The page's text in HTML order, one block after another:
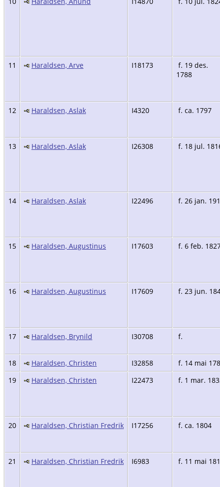
11 Haraldsen, Arve I18173
f. 19 des.
1788
12 Haraldsen, Aslak I4320 f. ca. 1797
13 Haraldsen, Aslak I26308 f. 18 jul.
14 Haraldsen, Aslak I22496 f. 26 jan.
15 Haraldsen, Augustinus I17603 f. 6 feb.
16 Haraldsen, Augustinus I17609 f. 23 jun.
17 Haraldsen, Brynild I30708 f.
18 Haraldsen, Christen I32858
f. 14 mai
19
Haraldsen, Christen I22473 f. 1 mar.
20 Haraldsen, Christian Fredrik I17256 f. ca. 1804
21 Haraldsen, Christian Fredrik I6983 f. 11 mai